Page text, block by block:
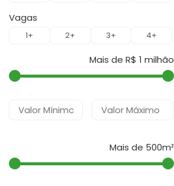
Vagas
1+ 2+ 3+ 4+
Mais de R$ 1 milhão
Mais de 500m²